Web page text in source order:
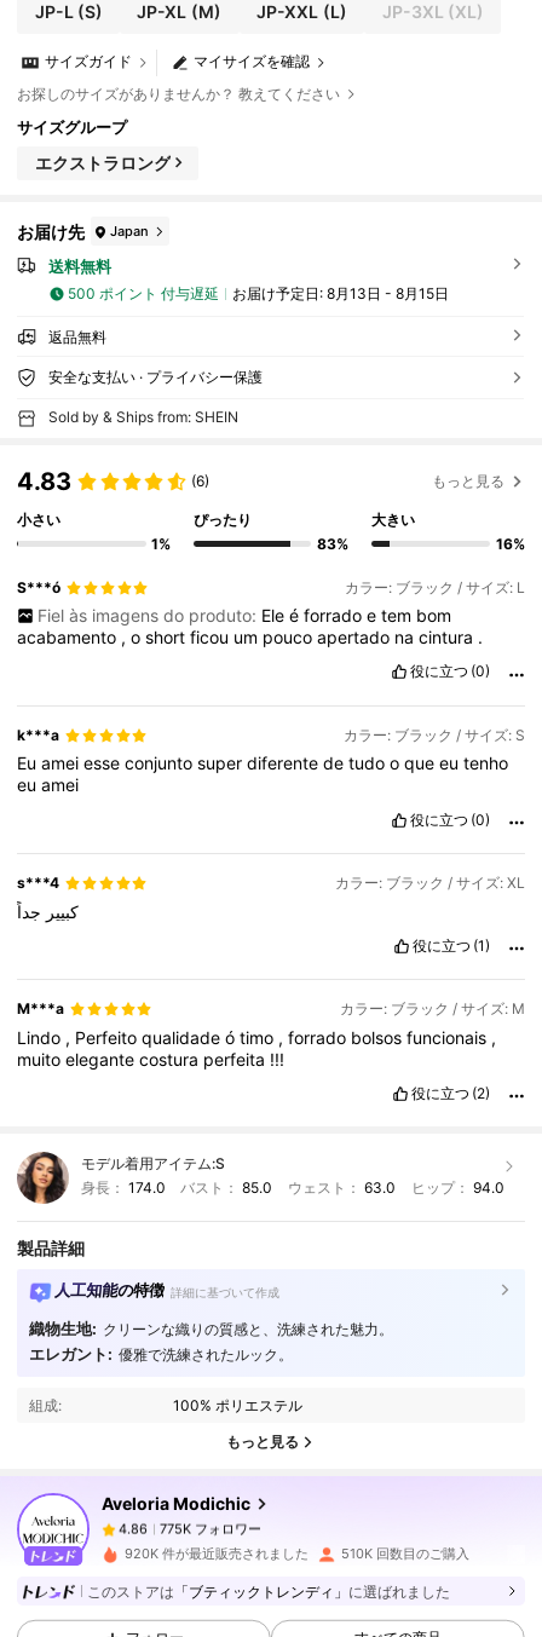
JP-L(S) JP-XL (M) JP-XXL (L) JP-3XL (XL)
マイサイズを確認
サイズガイド
お探しのサイズがありませんか？ 教えてください
サイズグループ
エクストラロング
お届け先 Japan
送料無料
500 ポイント 付与遅延 お届け予定日: 8月13日 - 8月15日
返品無料
安全な支払い · プライバシー保護
Sold by & Ships from: SHEIN
4.83 (6) もっと見る
小さい
1%
ぴったり
83%
大きい
16%
S***ó カラー: ブラック / サイズ: L
Fiel às imagens do produto: Ele é forrado e tem bom
acabamento ,oshortficou um poucoapertado nacintura .
役に立つ (0)
k***a カラー: ブラック / サイズ: S
Euameiesseconjuntosuperdiferentedetudooqueeutenho
euamei
役に立つ (0)
s***4 カラー: ブラック / サイズ: XL
كبيير جداً
役に立つ (1)
M***a カラー: ブラック / サイズ: M
Lindo , Perfeitoqualidadeótimo ,forrado bolsosfuncionais ,
muitoelegantecostura perfeita !!!
役に立つ (2)
モデル着用アイテム:S
身長： 174.0 バスト：85.0 ウェスト： 63.0 ヒップ： 94.0
製品詳細
人工知能の特徴 詳細に基づいて作成
織物生地: クリーンな織りの質感と、洗練された魅力。
エレガント: 優雅で洗練されたルック。
組成: 100% ポリエステル
もっと見る
Aveloria Modichic
4.86 775K フォロワー
775K フォロワー
4.86
775K フォロワー
ゆ***え は1日前に購入しました
4.86 775K フォロワー
920K 件が最近販売されました 510K 回数目のご購入
このストアは 「ブティックトレンディ」 に選ばれました